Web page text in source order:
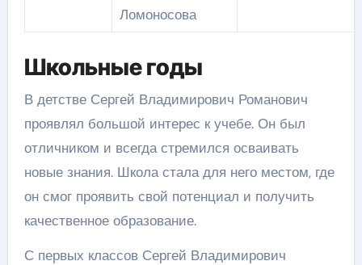
Ломоносова
Школьные годы
В детстве Сергей Владимирович Романович
проявлял большой интерес к учебе. Он был
отличником и всегда стремился осваивать
новые знания. Школа стала для него местом, где
он смог проявить свой потенциал и получить
качественное образование.
С первых классов Сергей Владимирович